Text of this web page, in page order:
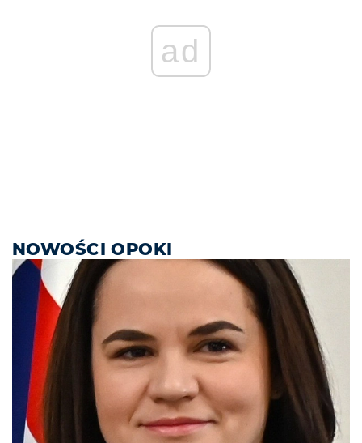
ad
NOWOŚCI OPOKI